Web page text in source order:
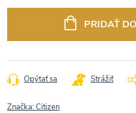
PRIDAŤ
Opýtať sa Strážiť
Značka:Citizen